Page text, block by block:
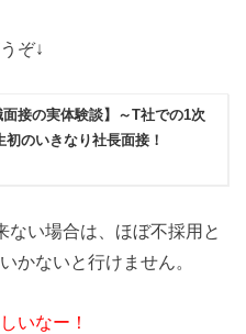
ぞ↓
面接の実体験談】～T社での1次
初のいきなり社長面接！
ない場合は、ほぼ不採用と
かないと行けません。
いなー！